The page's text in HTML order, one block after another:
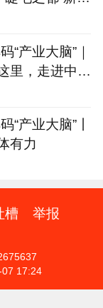
“产业大脑”｜
里，走进中国
“产业大脑”丨
有力
槽 举报
17:24